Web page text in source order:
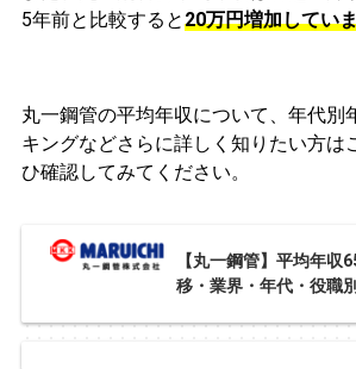
5年前と比較すると20万円増加してい
丸一鋼管の平均年収について、年代別
キングなどさらに詳しく知りたい方は
ひ確認してみてください。
【丸一鋼管】平均年収
移・業界・年代・役職